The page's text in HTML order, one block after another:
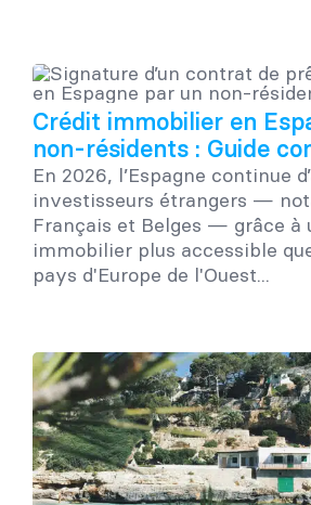
Crédit immobilier en
non-résidents : Guide
En 2026, l’Espagne continue
investisseurs étrangers —
Français et Belges — grâce à
immobilier plus accessible
pays d'Europe de l'Ouest...